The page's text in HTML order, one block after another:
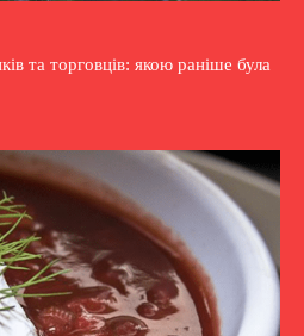
та торговців: якою раніше була